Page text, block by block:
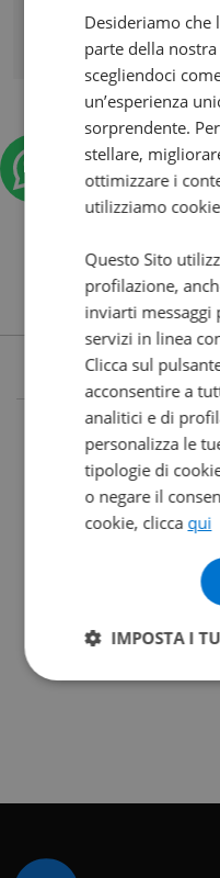
8.290
Desideriamo che
parte della
scegliendoci
un’esperienza
sorprendente.
stellare,
ottimizzare i
utilizziamo
Questo Sito
profilazione,
inviarti
servizi in linea
Clicca sul
acconsentire a
analitici e di
personalizza le
tipologie di
o negare il
cookie, clicca qui
IMPOSTA I